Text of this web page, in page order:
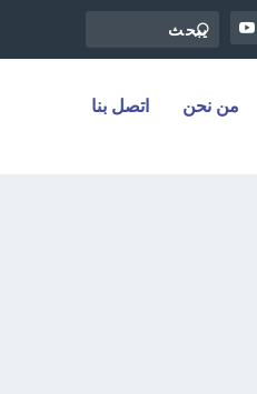
من نحن اتصل بنا